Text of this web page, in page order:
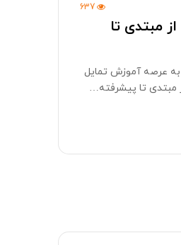
637
مبتدی تا
به عرصه آموزش تمایل
مبتدی تا پیشرفته…